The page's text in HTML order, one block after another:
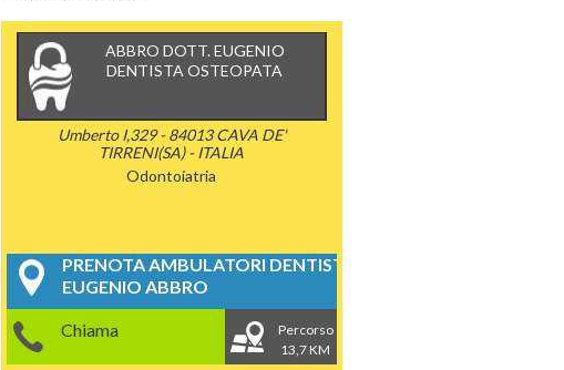
ABBRO DOTT. EUGENIO
DENTISTA OSTEOPATA
Umberto I,329 - 84013 CAVA DE'
TIRRENI(SA) - ITALIA
Odontoiatria
PRENOTA AMBULATORI DENTISTICI
EUGENIO ABBRO
Chiama
Percorso
13,7 KM